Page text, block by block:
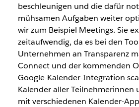
beschleunigen und die dafür
mühsamen Aufgaben weiter
wir zum Beispiel Meetings. Sie
zeitaufwendig, da es bei den
Unternehmen an Transparenz
Connect und der kommenden
Google-Kalender-Integration
Kalender aller Teilnehmerinnen
mit verschiedenen Kalender-